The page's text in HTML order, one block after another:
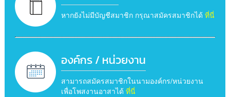
หากยังไม่มีบัญชีสมาชิก กรุณาสมัครสมาชิกได้ ที่นี่
องค์กร / หน่วยงาน
สามารถสมัครสมาชิกในนามองค์กร/หน่วยงาน
เพื่อโพสงานอาสาได้ ที่นี่